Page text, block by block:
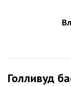
Голливуд